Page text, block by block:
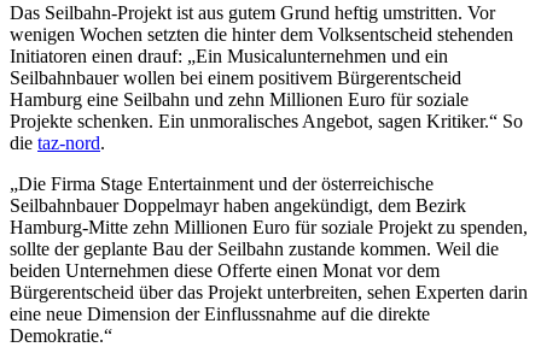
Das Seilbahn-Projekt ist aus gutem Grund heftig umstritten. Vor
wenigen Wochen setzten die hinter dem Volksentscheid stehenden
Initiatoren einen drauf: „Ein Musicalunternehmen und ein
Seilbahnbauer wollen bei einem positivem Bürgerentscheid
Hamburg eine Seilbahn und zehn Millionen Euro für soziale
Projekte schenken. Ein unmoralisches Angebot, sagen Kritiker.“ So
die taz-nord.
„Die Firma Stage Entertainment und der österreichische
Seilbahnbauer Doppelmayr haben angekündigt, dem Bezirk
Hamburg-Mitte zehn Millionen Euro für soziale Projekt zu spenden,
sollte der geplante Bau der Seilbahn zustande kommen. Weil die
beiden Unternehmen diese Offerte einen Monat vor dem
Bürgerentscheid über das Projekt unterbreiten, sehen Experten darin
eine neue Dimension der Einflussnahme auf die direkte
Demokratie.“